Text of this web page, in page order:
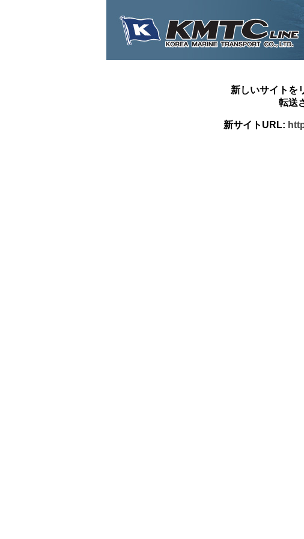
新しいサイトを
転送
新サイトURL: